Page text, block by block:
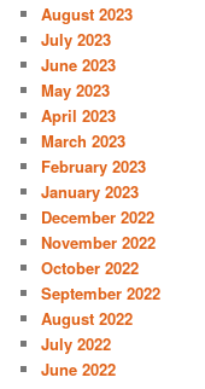
August 2023
July 2023
June 2023
May 2023
April 2023
March 2023
February 2023
January 2023
December 2022
November 2022
October 2022
September 2022
August 2022
July 2022
June 2022